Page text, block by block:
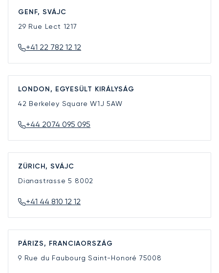
GENF, SVÁJC
29 Rue Lect 1217
+41 22 782 12 12
LONDON, EGYESÜLT KIRÁLYSÁG
42 Berkeley SquareW1J 5AW
+44 2074 095 095
ZÜRICH, SVÁJC
Dianastrasse 5 8002
+41 44 810 12 12
PÁRIZS, FRANCIAORSZÁG
9 Rue du Faubourg Saint-Honoré 75008